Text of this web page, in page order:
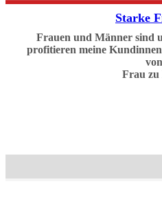
Starke
Frauen und Männer sind
profitieren meine
von
Frau zu